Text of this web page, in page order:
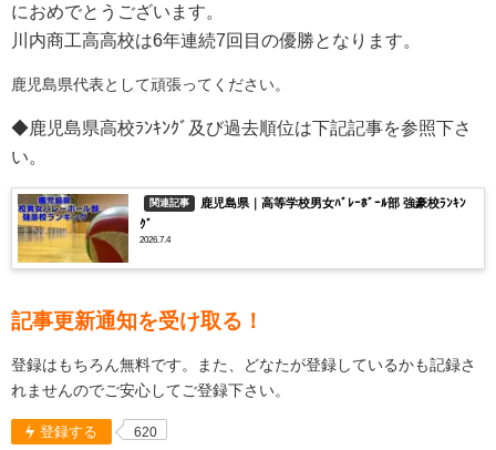
におめでとうございます。
川内商工高高校は6年連続7回目 の優勝となります。
鹿児島県代表として頑張ってください。
◆鹿児島県高校ﾗﾝｷﾝｸﾞ及び過去順位は下記記事を参照下さ
い。
関連記事
鹿児島県｜高等学校男女ﾊﾞﾚｰﾎﾞｰﾙ部 強豪校ﾗﾝｷﾝ
ｸﾞ
2026.7.4
記事更新通知を受け取る！
登録はもちろん無料です。また、どなたが登録しているかも記録さ
れませんのでご安心してご登録下さい。
登録する 620